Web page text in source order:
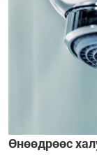
Өнөөдрөөс